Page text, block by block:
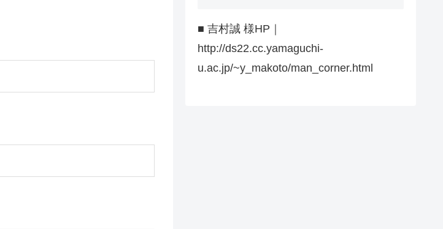
■ 吉村誠 様HP｜
http://ds22.cc.yamaguchi-
u.ac.jp/~y_makoto/man_corner.html